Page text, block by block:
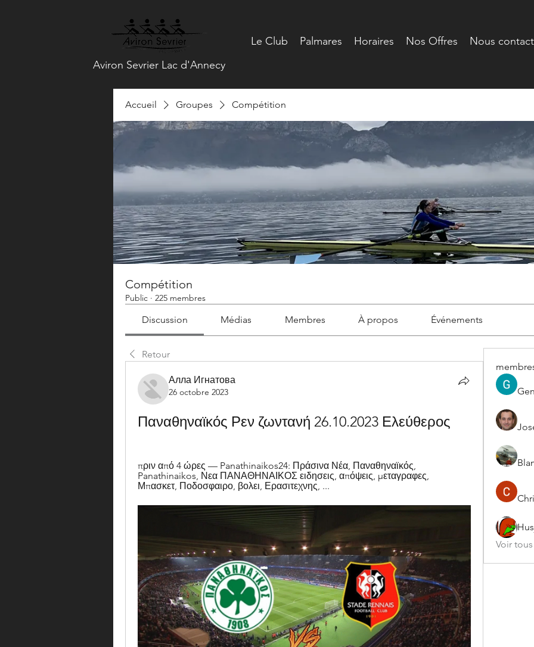
Le Club Palmares Horaires Nos Offres Nous
Aviron Sevrier Lac d'Annecy
Accueil Groupes Compétition
Compétition
Public · 225 membres
Discussion Médias Membres À propos Événements
Retour
Алла Игнатова
26 octobre 2023
Παναθηναϊκός Ρεν ζωντανή 26.10.2023 Ελεύθερος
πριν από 4 ώρες — Panathinaikos24: Πράσινα Νέα, Παναθηναϊκός,
Panathinaikos, Νεα ΠΑΝΑΘΗΝΑΙΚΟΣ ειδησεις, απόψεις, μεταγραφες,
Μπασκετ, Ποδοσφαιρο, βολει, Ερασιτεχνης, ...
Voir